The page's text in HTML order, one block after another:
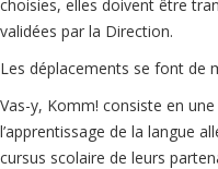
choisies, elles doivent être
validées par la Direction.
Les déplacements se font de
Vas-y, Komm! consiste en
l’apprentissage de la langue
cursus scolaire de leurs